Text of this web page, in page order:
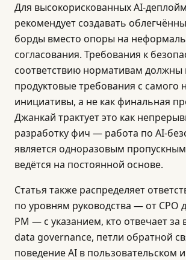
Для высокорискованных AI-
рекомендует создавать
борды вместо опоры на
согласования. Требования к
соответствию нормативам должны
продуктовые требования с самого
инициативы, а не как финальная
Джанкай трактует это как
разработку фич — работа по AI-
является одноразовым
ведётся на постоянной основе.
Статья также распределяет
по уровням руководства — от CPO
PM — с указанием, кто отвечает
data governance, петли обратной
поведение AI в пользовательском